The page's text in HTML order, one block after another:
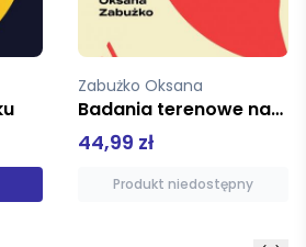
Zabużko Oksana
Badania terenowe nad ukraińskim seksem
44,99 zł
Produkt niedostępny